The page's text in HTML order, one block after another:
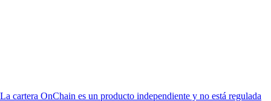
La cartera OnChain es un producto independiente y no está regulada